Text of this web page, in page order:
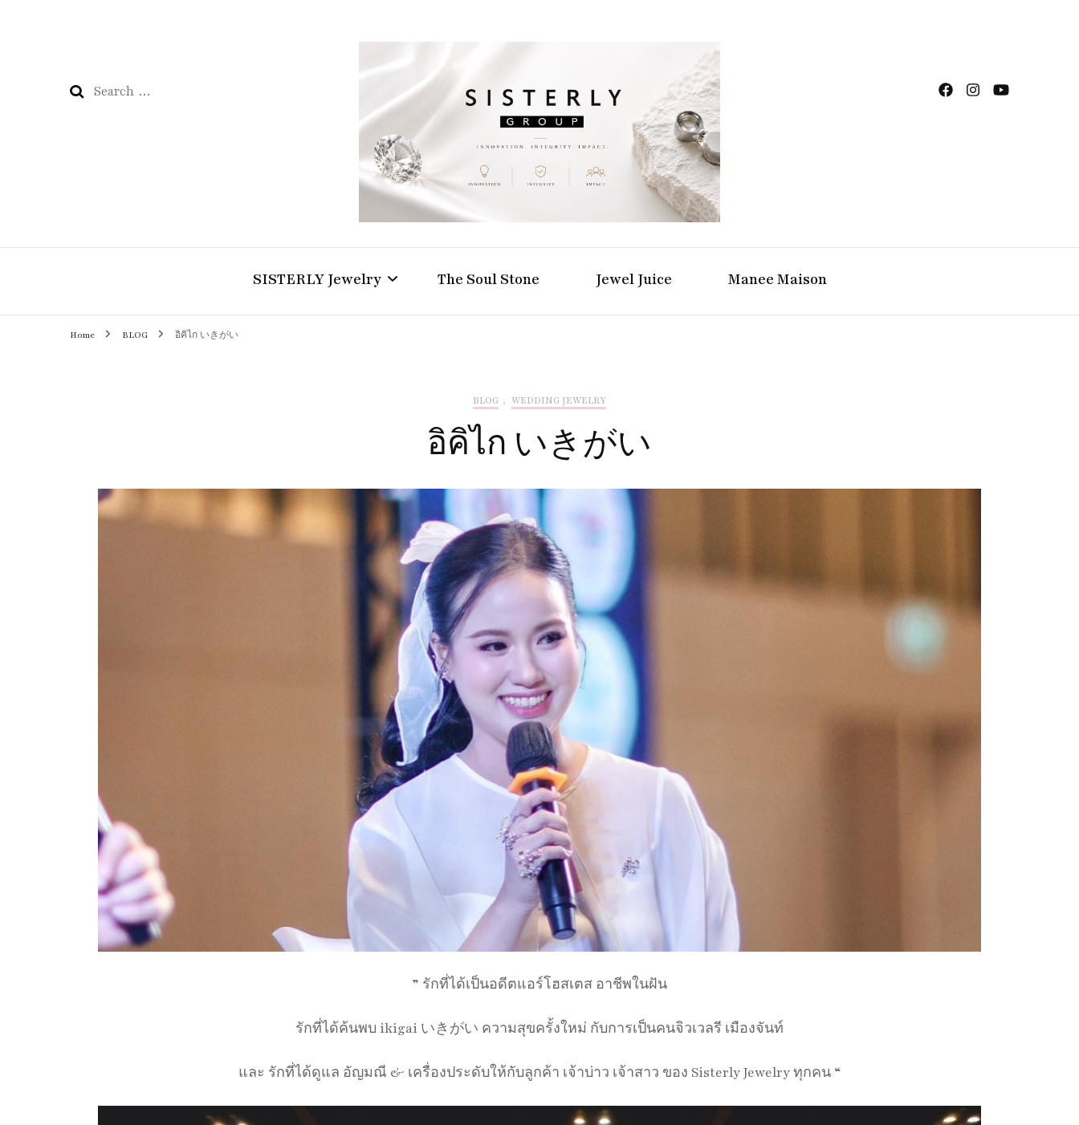
Search
Positive Power Jewelry แหวนแต่งงาน เครื่องประดับผู้หญิง จิวเวลรี จันทบุรี
SISTERLY Jewelry The Soul Stone Jewel Juice Manee Maison
Home BLOG อิคิไก いきがい
BLOG , WEDDING JEWELRY
อิคิไก いきがい
” รักที่ได้เป็นอดีตแอร์โฮสเตส อาชีพในฝัน
รักที่ได้ค้นพบ ikigai いきがい ความสุขครั้งใหม่ กับการเป็นคนจิวเวลรี เมืองจันท์
และ รักที่ได้ดูแล อัญมณี & เครื่องประดับให้กับลูกค้า เจ้าบ่าว เจ้าสาว ของ Sisterly Jewelry ทุกคน “